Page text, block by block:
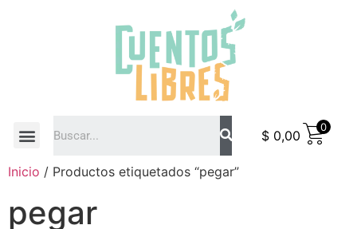
$ 0,00
0
Inicio / Productos etiquetados “pegar”
pegar